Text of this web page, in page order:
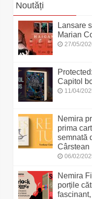
Noutăți
Lansare
Marian
27/05/
Capitol
11/04/
Nemira
prima
semnată
Cârstean
06/02/
Nemira
porțile